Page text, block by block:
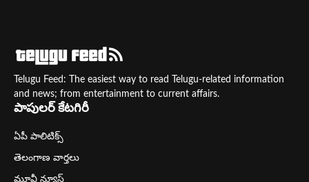
Telugu Feed: The easiest way to read Telugu-related information
and news; from entertainment to current affairs.
పాపులర్ కేటగిరీ
ఏపీ పాలిటిక్స్
తెలంగాణ వార్తలు
మూవీ న్యూస్